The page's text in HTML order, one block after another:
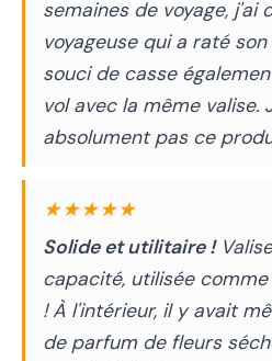
semaines de voyage, j'ai
voyageuse qui a raté
souci de casse
vol avec la même valise.
absolument pas ce
★★★★★
Solide et utilitaire !
capacité, utilisée
! À l'intérieur, il y avait
de parfum de fleurs